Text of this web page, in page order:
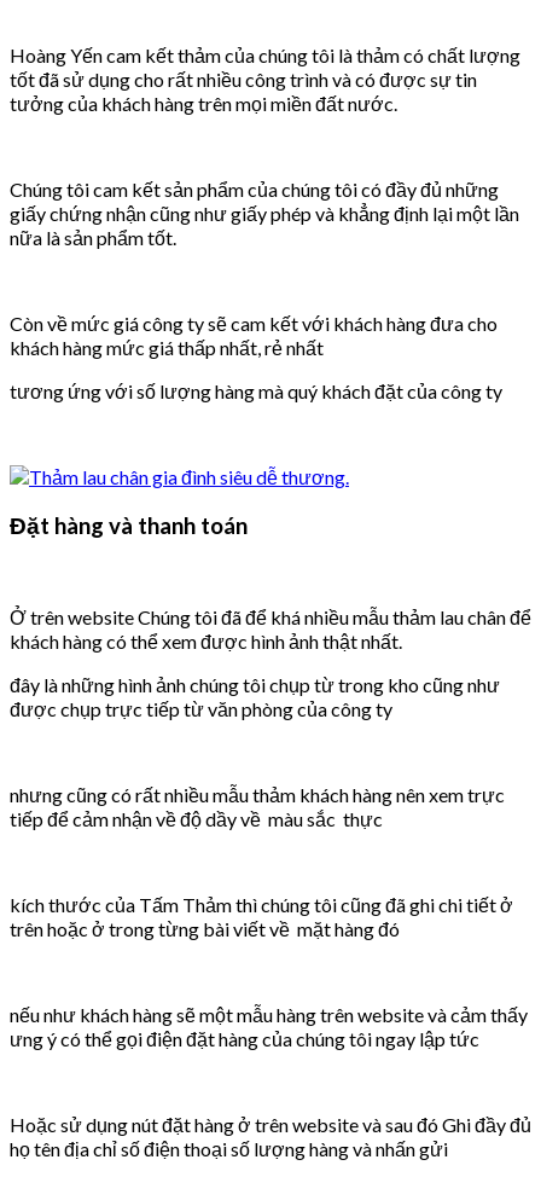
Hoàng Yến cam kết thảm của chúng tôi là thảm có chất lượng
tốt đã sử dụng cho rất nhiều công trình và có được sự tin
tưởng của khách hàng trên mọi miền đất nước.
Chúng tôi cam kết sản phẩm của chúng tôi có đầy đủ những
giấy chứng nhận cũng như giấy phép và khẳng định lại một lần
nữa là sản phẩm tốt.
Còn về mức giá công ty sẽ cam kết với khách hàng đưa cho
khách hàng mức giá thấp nhất, rẻ nhất
tương ứng với số lượng hàng mà quý khách đặt của công ty
Đặt hàng và thanh toán
Ở trên website Chúng tôi đã để khá nhiều mẫu thảm lau chân để
khách hàng có thể xem được hình ảnh thật nhất.
đây là những hình ảnh chúng tôi chụp từ trong kho cũng như
được chụp trực tiếp từ văn phòng của công ty
nhưng cũng có rất nhiều mẫu thảm khách hàng nên xem trực
tiếp để cảm nhận về độ dầy về màu sắc thực
kích thước của Tấm Thảm thì chúng tôi cũng đã ghi chi tiết ở
trên hoặc ở trong từng bài viết về mặt hàng đó
nếu như khách hàng sẽ một mẫu hàng trên website và cảm thấy
ưng ý có thể gọi điện đặt hàng của chúng tôi ngay lập tức
Hoặc sử dụng nút đặt hàng ở trên website và sau đó Ghi đầy đủ
họ tên địa chỉ số điện thoại số lượng hàng và nhấn gửi